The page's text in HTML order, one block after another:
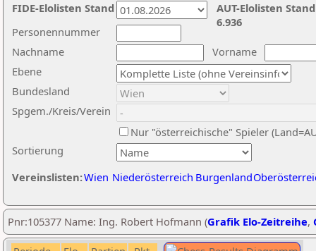
Nachname
Vorname
Ebene
Sortierung
Personennummer
Bundesland
Spgem./Kreis/Verein
Nur "österreichische" Spieler
Vereinslisten:Wien Niederösterreich Burgenland
AUT-Elolisten
6.936
FIDE-Elolisten Stand
Pnr:105377 Name: Ing. Robert Hofmann (Grafik Elo-Zeitreihe,